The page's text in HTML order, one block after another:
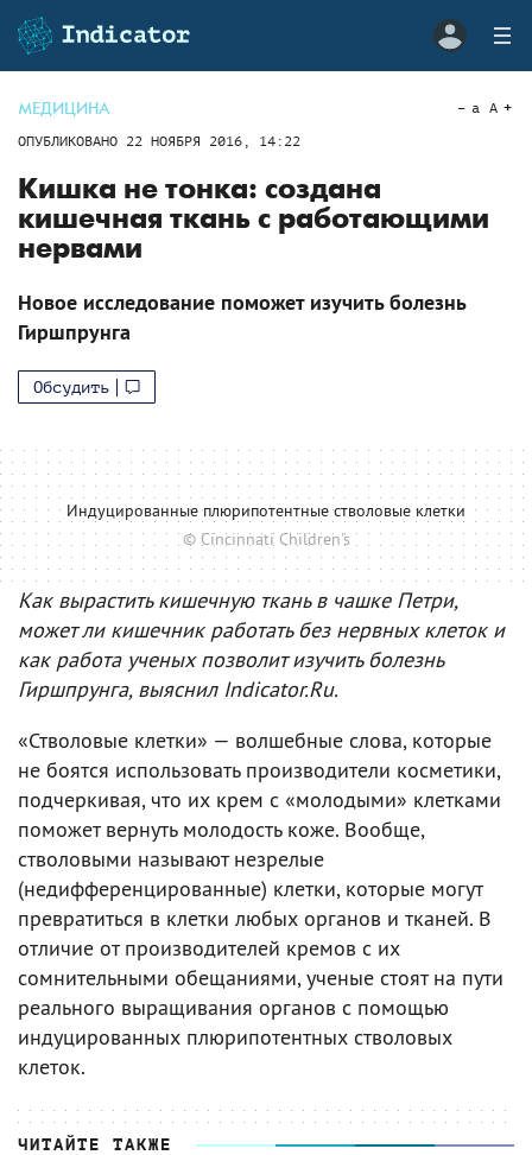
МЕДИЦИНА
ОПУБЛИКОВАНО 22 НОЯБРЯ 2016, 14:22
a A
Кишка не тонка: создана
кишечная ткань с работающими
нервами
Новое исследование поможет изучить болезнь
Гиршпрунга
Обсудить
Индуцированные плюрипотентные стволовые клетки
© Cincinnati Children's
Как вырастить кишечную ткань в чашке Петри,
может ли кишечник работать без нервных клеток и
как работа ученых позволит изучить болезнь
Гиршпрунга, выяснил Indicator.Ru.
«Стволовые клетки» — волшебные слова, которые
не боятся использовать производители косметики,
подчеркивая, что их крем с «молодыми» клетками
поможет вернуть молодость коже. Вообще,
стволовыми называют незрелые
(недифференцированные) клетки, которые могут
превратиться в клетки любых органов и тканей. В
отличие от производителей кремов с их
сомнительными обещаниями, ученые стоят на пути
реального выращивания органов с помощью
индуцированных плюрипотентных стволовых
клеток.
ЧИТАЙТЕ ТАКЖЕ